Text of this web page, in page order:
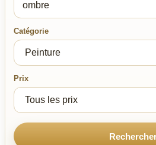
Catégorie
Prix